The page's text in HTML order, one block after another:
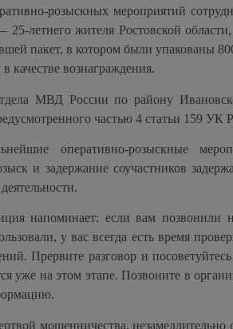
розыскных мероприятий
25-летнего жителя Ростовской
пакет, в котором были упакованы
в качестве вознаграждения.
МВД России по району
частью 4 статьи 159
оперативно-розыскные
и задержание соучастников
напоминает: если вам
у вас всегда есть время
Прервите разговор и
уже на этом этапе. Позвоните в
мошенничества,